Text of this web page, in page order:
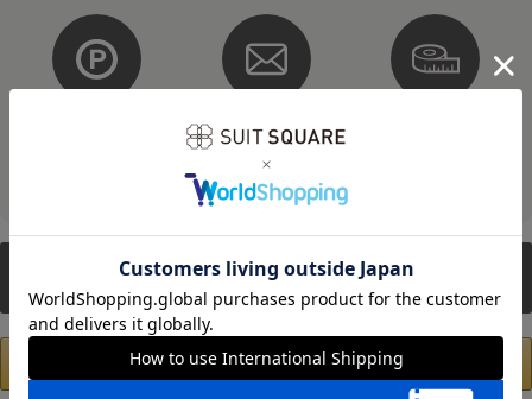
メルマガ配信
そのほかにもさまざまなキャンペーンを予定しています。
新規会員登録